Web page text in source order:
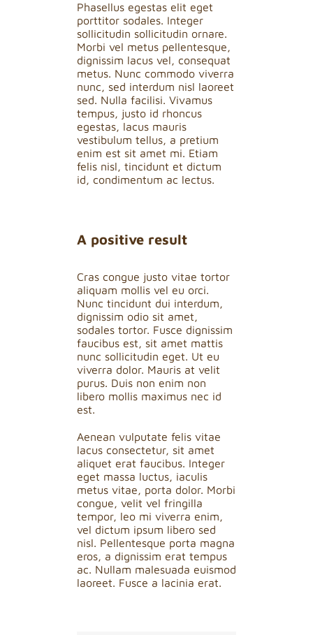
Phasellus egestas elit eget
porttitor sodales. Integer
sollicitudin sollicitudin ornare.
Morbi vel metus pellentesque,
dignissim lacus vel, consequat
metus. Nunc commodo viverra
nunc, sed interdum nisl laoreet
sed. Nulla facilisi. Vivamus
tempus, justo id rhoncus
egestas, lacus mauris
vestibulum tellus, a pretium
enim est sit amet mi. Etiam
felis nisl, tincidunt et dictum
id, condimentum ac lectus.
A positive result
Cras congue justo vitae tortor
aliquam mollis vel eu orci.
Nunc tincidunt dui interdum,
dignissim odio sit amet,
sodales tortor. Fusce dignissim
faucibus est, sit amet mattis
nunc sollicitudin eget. Ut eu
viverra dolor. Mauris at velit
purus. Duis non enim non
libero mollis maximus nec id
est.
Aenean vulputate felis vitae
lacus consectetur, sit amet
aliquet erat faucibus. Integer
eget massa luctus, iaculis
metus vitae, porta dolor. Morbi
congue, velit vel fringilla
tempor, leo mi viverra enim,
vel dictum ipsum libero sed
nisl. Pellentesque porta magna
eros, a dignissim erat tempus
ac. Nullam malesuada euismod
laoreet. Fusce a lacinia erat.